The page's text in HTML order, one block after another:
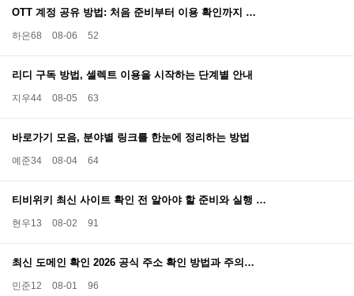
OTT 계정 공유 방법: 처음 준비부터 이용 확인까지 …
하은68 08-06 52
리디 구독 방법, 셀렉트 이용을 시작하는 단계별 안내
지우44 08-05 63
바로가기 모음, 분야별 링크를 한눈에 정리하는 방법
예준34 08-04 64
티비위키 최신 사이트 확인 전 알아야 할 준비와 실행 …
현우13 08-02 91
최신 도메인 확인 2026 공식 주소 확인 방법과 주의…
민준12 08-01 96